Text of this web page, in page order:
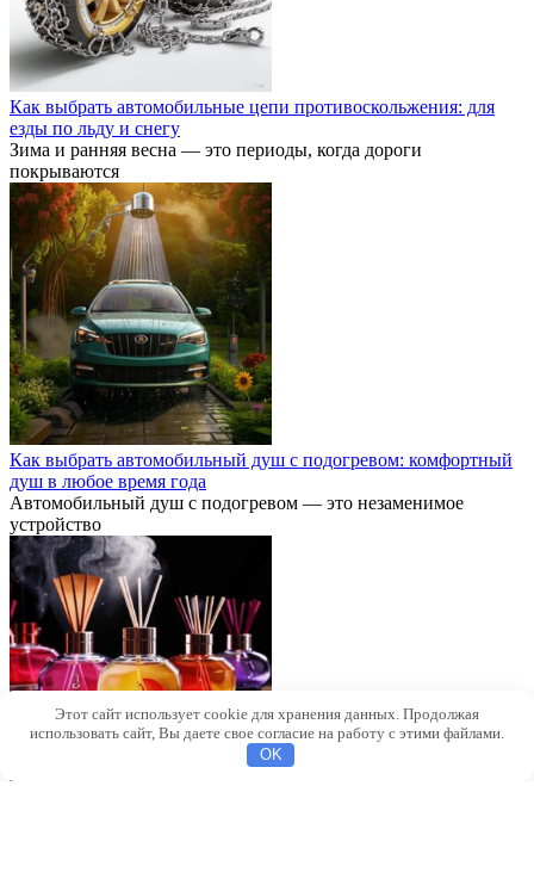
Как выбрать автомобильные цепи противоскольжения: для
езды по льду и снегу
Зима и ранняя весна — это периоды, когда дороги
покрываются
Как выбрать автомобильный душ с подогревом: комфортный
душ в любое время года
Автомобильный душ с подогревом — это незаменимое
устройство
Этот сайт использует cookie для хранения данных. Продолжая
использовать сайт, Вы даете свое согласие на работу с этими файлами.
OK